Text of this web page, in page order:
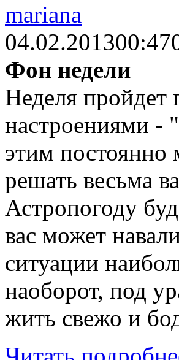
mariana
04.02.201300:47
Фон недели
Неделя
настроениями -
этим
решать весьма
Астропогоду
вас может
ситуации
наоборот, под
жить свежо и